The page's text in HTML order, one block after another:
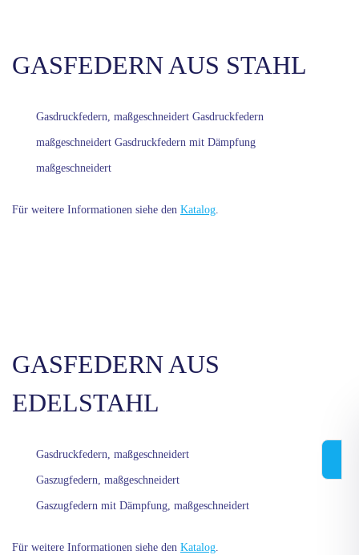
GASFEDERN AUS STAHL
Gasdruckfedern, maßgeschneidert Gasdruckfedern
maßgeschneidert Gasdruckfedern mit Dämpfung
maßgeschneidert
Für weitere Informationen siehe den Katalog
GASFEDERN AUS
EDELSTAHL
Gasdruckfedern, maßgeschneidert
Gaszugfedern, maßgeschneidert
Gaszugfedern mit Dämpfung, maßgeschneidert
Für weitere Informationen siehe den Katalog